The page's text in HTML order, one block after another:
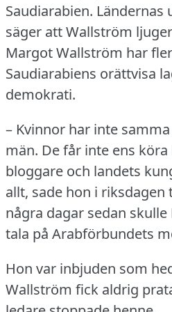
Saudiarabien. Ländernas
säger att Wallström
Margot Wallström har
Saudiarabiens orättvisa
demokrati.
– Kvinnor har inte
män. De får inte ens köra
bloggare och landets
allt, sade hon i riksdagen
några dagar sedan
tala på Arabförbundets
Hon var inbjuden som
Wallström fick aldrig